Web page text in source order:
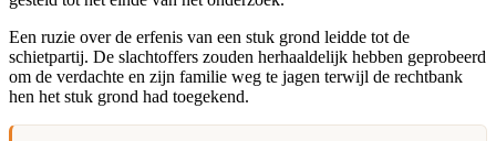
Een ruzie over de erfenis van een stuk grond leidde tot de
schietpartij. De slachtoffers zouden herhaaldelijk hebben geprobeerd
om de verdachte en zijn familie weg te jagen terwijl de rechtbank
hen het stuk grond had toegekend.